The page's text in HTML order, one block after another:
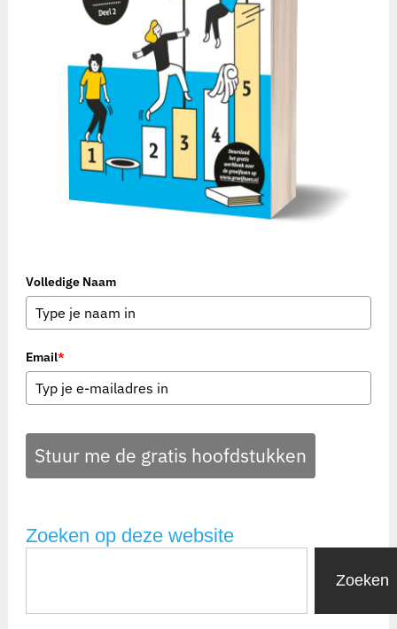
Volledige Naam
Email*
Stuur me de gratis hoofdstukken
Zoeken op deze website
Zoeken